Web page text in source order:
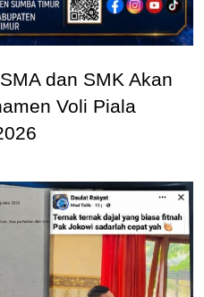
dan SMK Akan
Voli Piala